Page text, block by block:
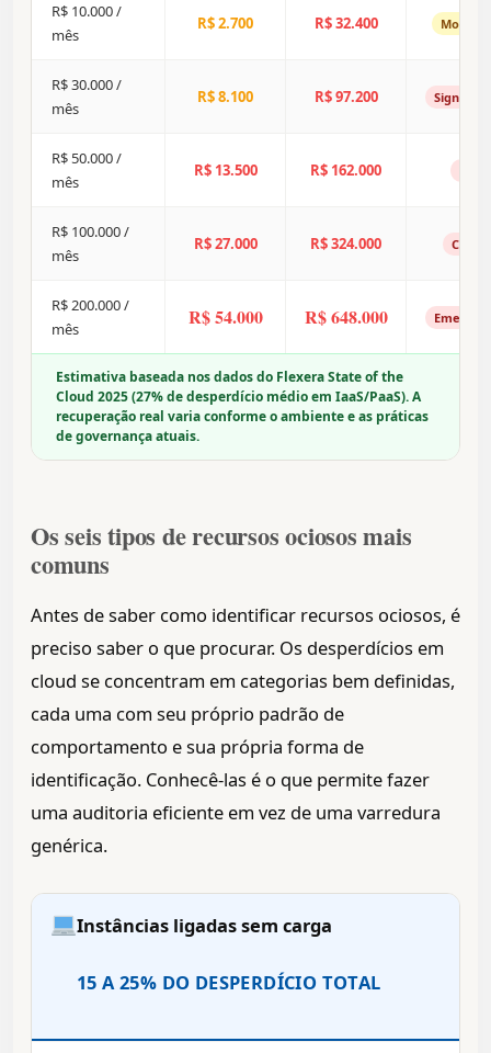
R$ 10.000 /
mês
R$ 2.700 R$ 32.400
R$ 30.000 /
mês
R$ 8.100 R$ 97.200
R$ 50.000 /
mês
R$ 13.500 R$ 162.000
R$ 100.000 /
mês
R$ 27.000 R$ 324.000 Crítico
R$ 200.000 /
mês
R$ 54.000 R$ 648.000
Estimativa baseada nos dados do Flexera State of the
Cloud 2025 (27% de desperdício médio em IaaS/PaaS). A
recuperação real varia conforme o ambiente e as práticas
de governança atuais.
Os seis tipos de recursos ociosos mais
comuns
Antes de saber como identificar recursos ociosos, é
preciso saber o que procurar. Os desperdícios em
cloud se concentram em categorias bem definidas,
cada uma com seu próprio padrão de
comportamento e sua própria forma de
identificação. Conhecê-las é o que permite fazer
uma auditoria eficiente em vez de uma varredura
genérica.
Instâncias ligadas sem carga
15 A 25% DO DESPERDÍCIO TOTAL